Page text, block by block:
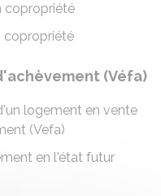
copropriété
copropriété
(Véfa)
logement en vente
(Vefa)
en l'état futur